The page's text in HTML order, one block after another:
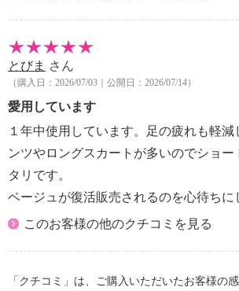
とびま さん
（購入日：2026/07/03｜公開日：2026/07/14）
愛用しています
１年中使用しています。足の疲れも軽
ンツやロングスカートが多いのでショー
タリです。
ベージュが復活販売されるのを心待ちに
このお客様の他のクチコミを見る
「クチコミ」は、ご購入いただいたお客様の